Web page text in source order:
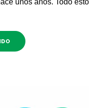
unos años. Todo